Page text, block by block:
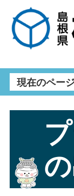
現在のペー